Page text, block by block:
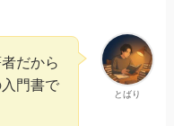
とばり
だから
門書で